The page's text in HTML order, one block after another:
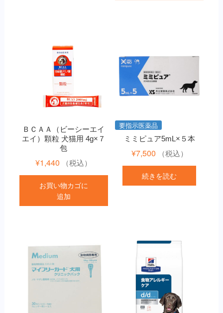
ＢＣＡＡ（ビーシーエイ
エイ）顆粒 犬猫用 4g×７
包
¥1,440 （税込）
お買い物カゴに
追加
要指示医薬品
ミミピュア5mL×５本
¥7,500 （税込）
続きを読む